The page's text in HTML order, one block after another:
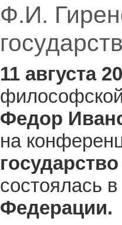
Ф.И.
11 августа
Федор
на
состоялась
Федерации.